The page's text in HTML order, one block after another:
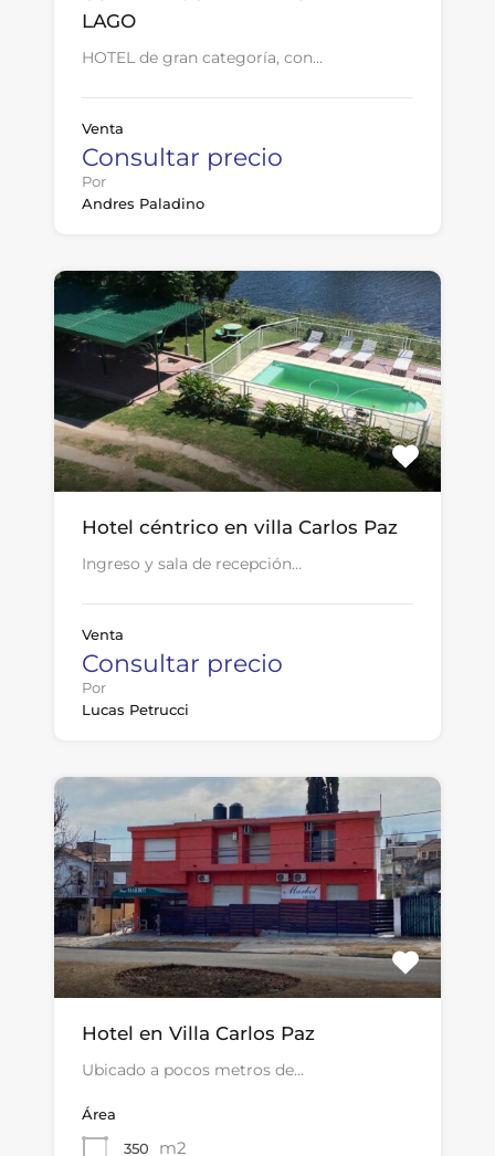
LAGO
HOTEL de gran categoría, con…
Venta
Consultar precio
Por
Andres Paladino
Hotel céntrico en villa Carlos Paz
Ingreso y sala de recepción…
Venta
Consultar precio
Por
Lucas Petrucci
Hotel en Villa Carlos Paz
Ubicado a pocos metros de…
Área
350
m2